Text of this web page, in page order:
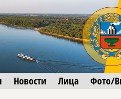
Новости Лица Фото/